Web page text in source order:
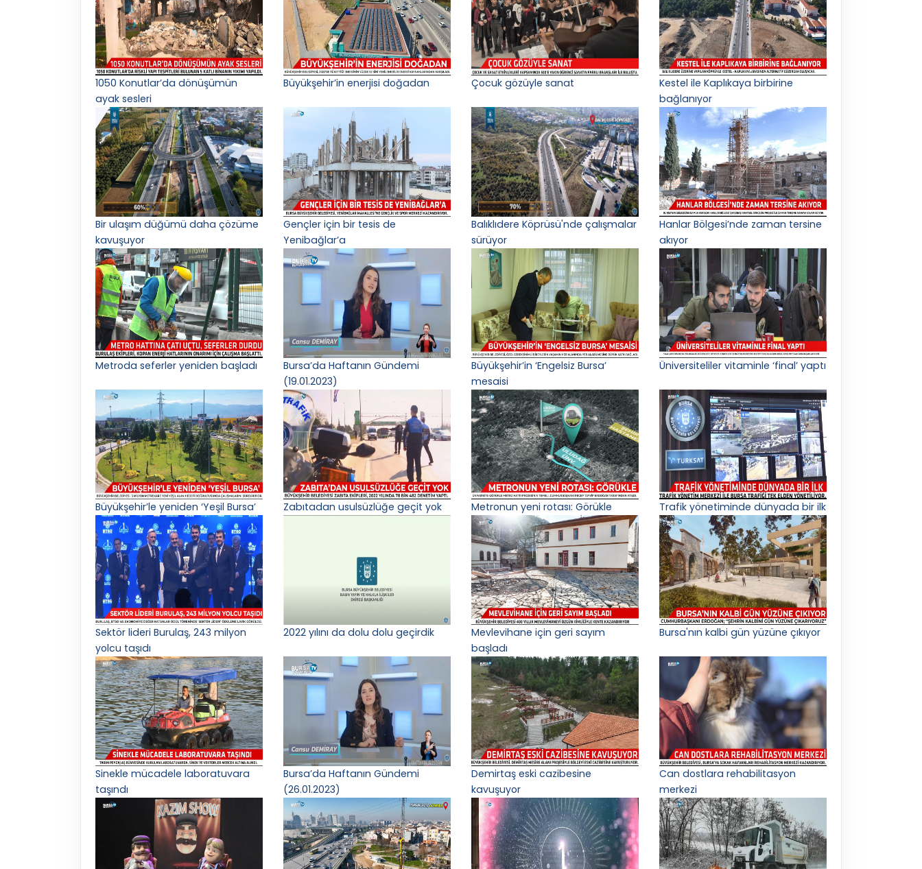
1050 Konutlar’da dönüşümün
ayak sesleri
Büyükşehir’in enerjisi doğadan Çocuk gözüyle sanat
Kestel ile Kaplıkaya birbirine
bağlanıyor
Bir ulaşım düğümü daha çözüme
kavuşuyor
Gençler için bir tesis de
Yenibağlar’a
Balıklıdere Köprüsü'nde çalışmalar
sürüyor
Hanlar Bölgesi’nde zaman tersine
akıyor
Metroda seferler yeniden başladı
Bursa’da Haftanın Gündemi
(19.01.2023)
Büyükşehir’in ‘Engelsiz Bursa’
mesaisi
Üniversiteliler vitaminle ‘final’ yaptı
Büyükşehir’le yeniden ‘Yeşil Bursa’ Zabıtadan usulsüzlüğe geçit yok Metronun yeni rotası: Görükle Trafik yönetiminde dünyada bir ilk
Sektör lideri Burulaş, 243 milyon
yolcu taşıdı
2022 yılını da dolu dolu geçirdik
Mevlevihane için geri sayım
başladı
Bursa'nın kalbi gün yüzüne çıkıyor
Sinekle mücadele laboratuvara
taşındı
Bursa’da Haftanın Gündemi
(26.01.2023)
Demirtaş eski cazibesine
kavuşuyor
Can dostlara rehabilitasyon
merkezi